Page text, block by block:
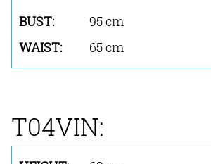
95 cm
65 cm
T04VIN: